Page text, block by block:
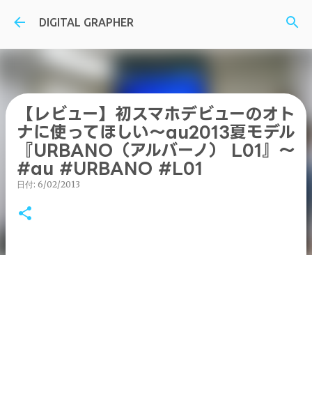
スキップしてメイン コンテンツに移動
DIGITAL GRAPHER
【レビュー】初スマホデビューのオト
ナに使ってほしい～au2013夏モデル
『URBANO（アルバーノ） L01』～
#au #URBANO #L01
日付: 6/02/2013